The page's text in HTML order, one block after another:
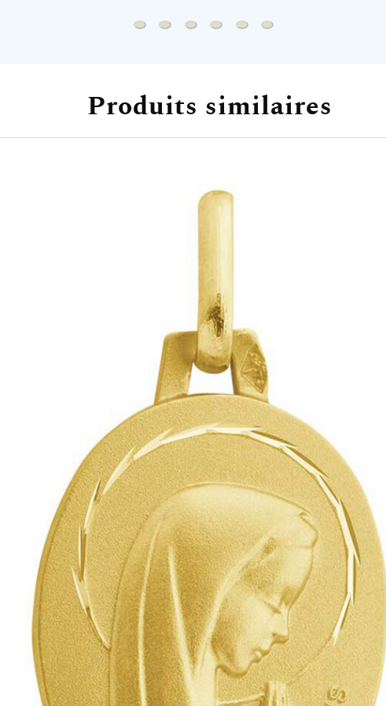
Chaine gourmette - Or jaune 18ct
Chaine forçat miroir - Or jaune 18ct
Chaine forçat rond - Or jaune 18ct
Chaine marine battue - Or
Chaine marine forçat - Or
Chaine marine battue
Produits similaires